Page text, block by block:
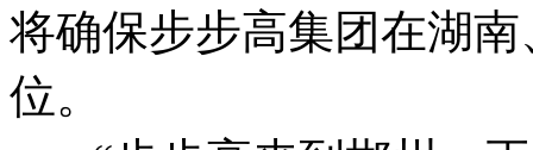
将确保步步高集团在湖
位。